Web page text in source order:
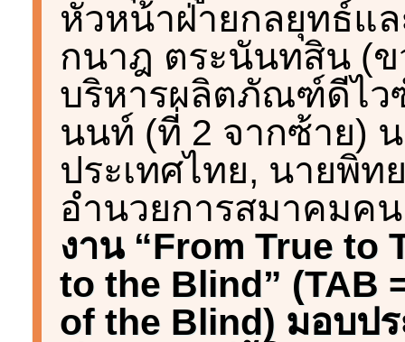
หัวหน้าฝ่ายกลยุทธ์แ
กนาฎ ตระนันทสิน (ข
บริหารผลิตภัณฑ์ดีไว
นนท์ (ที่ 2 จากซ้าย)
ประเทศไทย, นายพิท
อำนวยการสมาคมค
งาน “From True to
to the Blind” (TAB
of the Blind) มอบป